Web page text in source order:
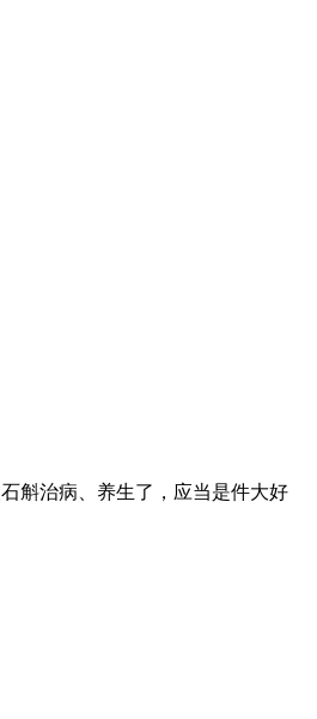
斛治病、养生了，应当是件大好